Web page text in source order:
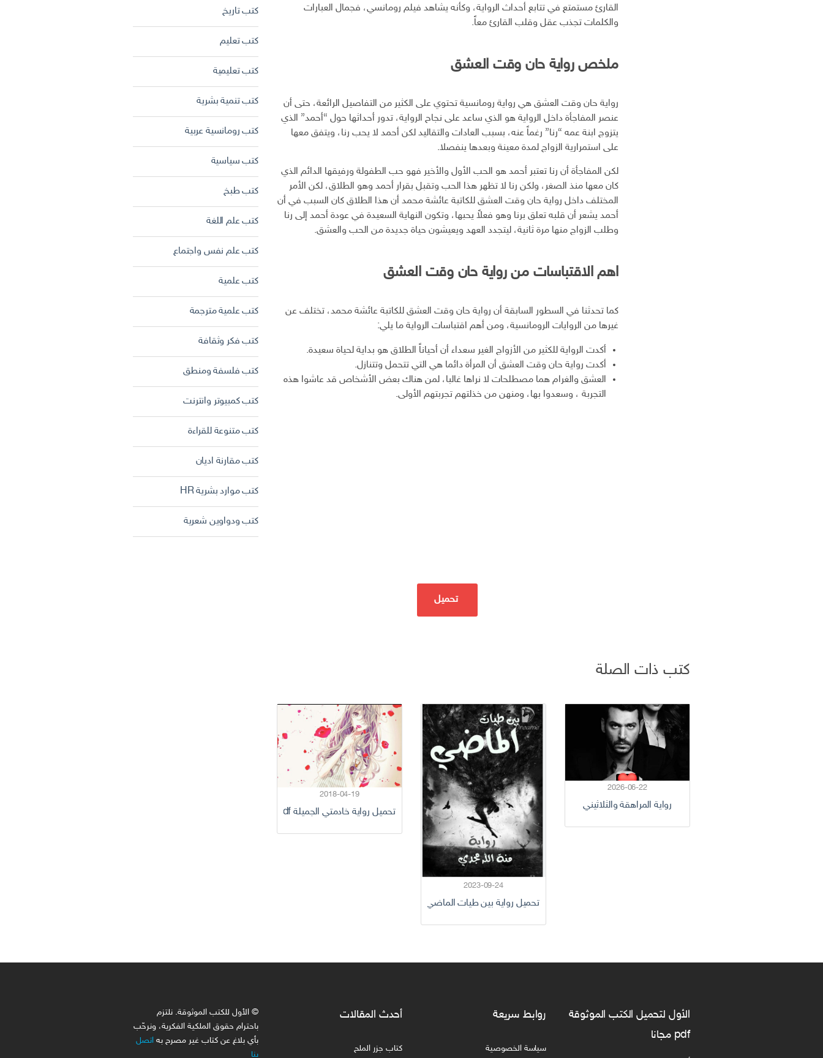
القارئ مستمتع في تتابع أحداث الرواية، وكأنه يشاهد فيلم رومانسي، فجمال العبارات
والكلمات تجذب عقل وقلب القارئ معاً.
ملخص رواية حان وقت العشق
رواية حان وقت العشق هي رواية رومانسية تحتوي على الكثير من التفاصيل الرائعة، حتى أن
عنصر المفاجأة داخل الرواية هو الذي ساعد على نجاح الرواية، تدور أحداثها حول “أحمد” الذي
يتزوج ابنة عمه “رنا” رغماً عنه، بسبب العادات والتقاليد لكن أحمد لا يحب رنا، ويتفق معها
على استمرارية الزواج لمدة معينة وبعدها ينفصلا.
لكن المفاجأة أن رنا تعتبر أحمد هو الحب الأول والأخير فهو حب الطفولة ورفيقها الدائم الذي
كان معها منذ الصغر، ولكن رنا لا تظهر هذا الحب وتقبل بقرار أحمد وهو الطلاق، لكن الأمر
المختلف داخل رواية حان وقت العشق للكاتبة عائشة محمد أن هذا الطلاق كان السبب في أن
أحمد يشعر أن قلبه تعلق برنا وهو فعلاً يحبها، وتكون النهاية السعيدة في عودة أحمد إلى رنا
وطلب الزواج منها مرة ثانية، ليتجدد العهد ويعيشون حياة جديدة من الحب والعشق.
اهم الاقتباسات من رواية حان وقت العشق
كما تحدثنا في السطور السابقة أن رواية حان وقت العشق للكاتبة عائشة محمد، تختلف عن
غيرها من الروايات الرومانسية، ومن أهم اقتباسات الرواية ما يلي:
أكدت الرواية للكثير من الأزواج الغير سعداء أن أحياناً الطلاق هو بداية لحياة سعيدة.
أكدت رواية حان وقت العشق أن المرأة دائما هي التي تتحمل وتتنازل.
العشق والغرام هما مصطلحات لا نراها غالبا، لمن هناك بعض الأشخاص قد عاشوا هذه
التجربة ، وسعدوا بها، ومنهن من خذلتهم تجربتهم الأولى.
تحميل
كتب ذات الصلة
2026-06-22
رواية المراهقة والثلاثيني
2023-09-24
تحميل رواية بين طيات الماضي pdf للكاتبة منة الله مجدي
2018-04-19
تحميل رواية خادمتي الجميلة pdf كاملة
كتب تاريخ
كتب تعليم
كتب تعليمية
كتب تنمية بشرية
كتب رومانسية عربية
كتب سياسية
كتب طبخ
كتب علم اللغة
كتب علم نفس واجتماع
كتب علمية
كتب علمية مترجمة
كتب فكر وثقافة
كتب فلسفة ومنطق
كتب كمبيوتر وانترنت
كتب متنوعة للقراءة
كتب مقارنة اديان
كتب موارد بشرية HR
كتب ودواوين شعرية
الأول لتحميل الكتب الموثوقة
pdf مجانا
روابط سريعة
سياسة الخصوصية
أحدث المقالات
كتاب جزر الملح
© الأول للكتب الموثوقة. نلتزم
باحترام حقوق الملكية الفكرية، ونرحّب
بأي بلاغ عن كتاب غير مصرح به اتصل
بنا